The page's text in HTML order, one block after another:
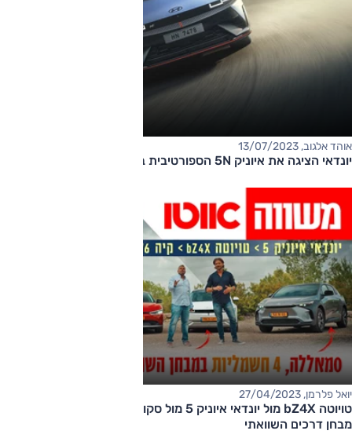
אוהד אלגוב, 13/07/2023
יונדאי הציגה את איוניק 5N הספורטיבית בגודווד
יואל פלרמן, 27/04/2023
מבחן דרכים השוואתי